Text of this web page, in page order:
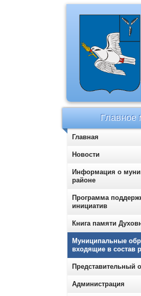
Главное
Главная
Новости
Информация о
районе
Программа
инициатив
Книга памяти
Муниципальные
входящие в состав
Представительный
Администрация